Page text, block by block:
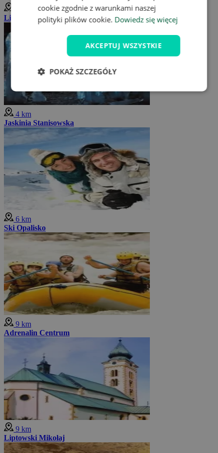
Liptovský Ján
4 km
Jaskinia Stanisowska
6 km
Ski Opalisko
9 km
Adrenalin Centrum
9 km
Liptowski Mikołaj
cookie zgodnie z warunkami naszej
polityki plików cookie. Dowiedz się więcej
AKCEPTUJ WSZYSTKIE
POKAŻ SZCZEGÓŁY